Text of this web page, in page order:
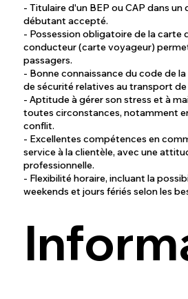
- Titulaire d'un BEP ou CAP dans
débutant accepté.
- Possession obligatoire de la carte
conducteur (carte voyageur)
passagers.
- Bonne connaissance du code de
de sécurité relatives au transport de
- Aptitude à gérer son stress et à
toutes circonstances, notamment
conflit.
- Excellentes compétences en
service à la clientèle, avec une
professionnelle.
- Flexibilité horaire, incluant la
weekends et jours fériés selon les